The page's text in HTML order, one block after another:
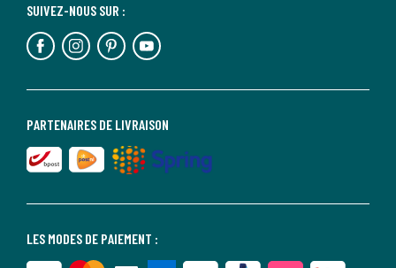
LES MODES DE PAIEMENT :
PARTENAIRES DE LIVRAISON
SUIVEZ-NOUS SUR :